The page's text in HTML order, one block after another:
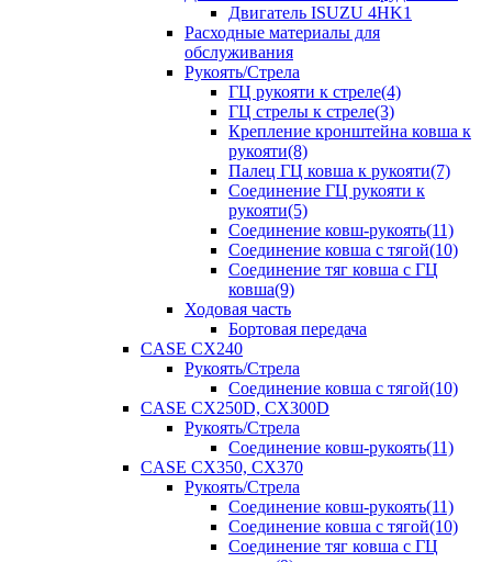
Двигатель ISUZU 4HK1
Расходные материалы для
обслуживания
Рукоять/Стрела
ГЦ рукояти к стреле(4)
ГЦ стрелы к стреле(3)
Крепление кронштейна ковша к
рукояти(8)
Палец ГЦ ковша к рукояти(7)
Соединение ГЦ рукояти к
рукояти(5)
Соединение ковш-рукоять(11)
Соединение ковша с тягой(10)
Соединение тяг ковша с ГЦ
ковша(9)
Ходовая часть
Бортовая передача
CASE CX240
Рукоять/Стрела
Соединение ковша с тягой(10)
CASE CX250D, CX300D
Рукоять/Стрела
Соединение ковш-рукоять(11)
CASE CX350, CX370
Рукоять/Стрела
Соединение ковш-рукоять(11)
Соединение ковша с тягой(10)
Соединение тяг ковша с ГЦ